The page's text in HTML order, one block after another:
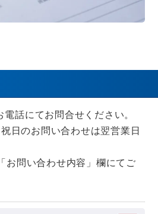
話にてお問合せください。
日のお問い合わせは翌営業日
お問い合わせ内容」欄にてご